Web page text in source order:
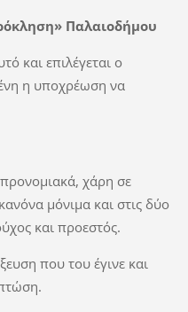
Παλαιοδήμου
και επιλέγεται ο
η υποχρέωση να
χάρη σε
μόνιμα και στις δύο
και προεστός.
που του έγινε και